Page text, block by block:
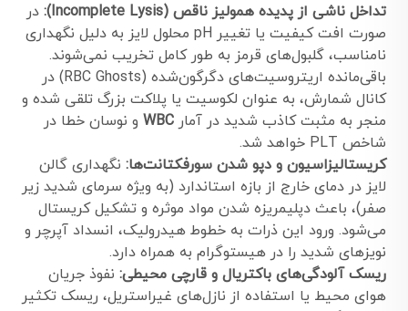
تداخل ناشی از پدیده همولیز ناقص (Incomplete Lysis):
در
صورت افت کیفیت یا تغییر pH محلول لایز به دلیل نگهداری
نامناسب، گلبول‌های قرمز به طور کامل تخریب نمی‌شوند.
باقی‌مانده اریتروسیت‌های دگرگون‌شده (RBC Ghosts) در
کانال شمارش، به عنوان لکوسیت یا پلاکت بزرگ تلقی شده و
منجر به مثبت کاذب شدید در آمار WBC و نوسان خطا در
شاخص PLT خواهد شد.
کریستالیزاسیون و دپو شدن سورفکتانت‌ها: نگهداری گالن
لایز در دمای خارج از بازه استاندارد (به ویژه سرمای شدید زیر
صفر)، باعث دپلیمریزه شدن مواد موثره و تشکیل کریستال
می‌شود. ورود این ذرات به خطوط هیدرولیک، انسداد آپرچر و
نویزهای شدید را در هیستوگرام به همراه دارد.
ریسک آلودگی‌های باکتریال و قارچی محیطی: نفوذ جریان
هوای محیط یا استفاده از نازل‌های غیراستریل، ریسک تکثیر